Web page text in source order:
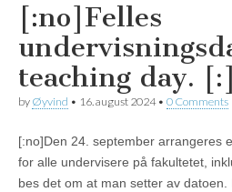
[:no]Felles
teaching day. [:]
by Øyvind • 16. august 2024• 0 Comments
[:no]Den 24. september arrangeres
for alle undervisere på fakultetet,
bes det om at man setter av